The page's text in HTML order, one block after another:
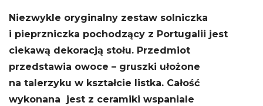
Niezwykle oryginalny zestaw solniczka
i pieprzniczka pochodzący z Portugalii jest
ciekawą dekoracją stołu. Przedmiot
przedstawia owoce – gruszki ułożone
na talerzyku w kształcie listka. Całość
wykonana jest z ceramiki wspaniale